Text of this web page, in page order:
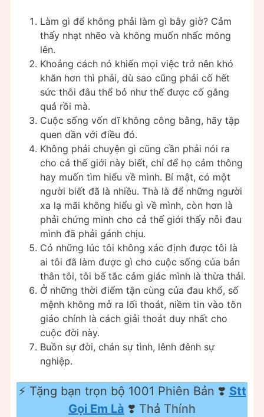
Làm gì để không phải làm gì bây giờ? Cảm
thấy nhạt nhẽo và không muốn nhấc mông
lên.
Khoảng cách nó khiến mọi việc trở nên khó
khăn hơn thì phải, dù sao cũng phải cố hết
sức thôi đâu thể bỏ như thế được cố gắng
quá rồi mà.
Cuộc sống vốn dĩ không công bằng, hãy tập
quen dần với điều đó.
Không phải chuyện gì cũng cần phải nói ra
cho cả thế giới này biết, chỉ để họ cảm thông
hay muốn tìm hiểu về mình. Bí mật, có một
người biết đã là nhiều. Thà là để những người
xa lạ mãi không hiểu gì về mình, còn hơn là
phải chứng minh cho cả thế giới thấy nỗi đau
mình đã phải gánh chịu.
Có những lúc tôi không xác định được tôi là
ai tôi đã làm được gì cho cuộc sống của bản
thân tôi, tôi bế tắc cảm giác mình là thừa thải.
Ở những thời điểm tận cùng của đau khổ, số
mệnh không mở ra lối thoát, niềm tin vào tôn
giáo chính là cách giải thoát duy nhất cho
cuộc đời này.
Buồn sự đời, chán sự tình, lênh đênh sự
nghiệp.
⚡️ Tặng bạn trọn bộ 1001 Phiên Bản ❣️ Stt
Gọi Em Là ❣️ Thả Thính